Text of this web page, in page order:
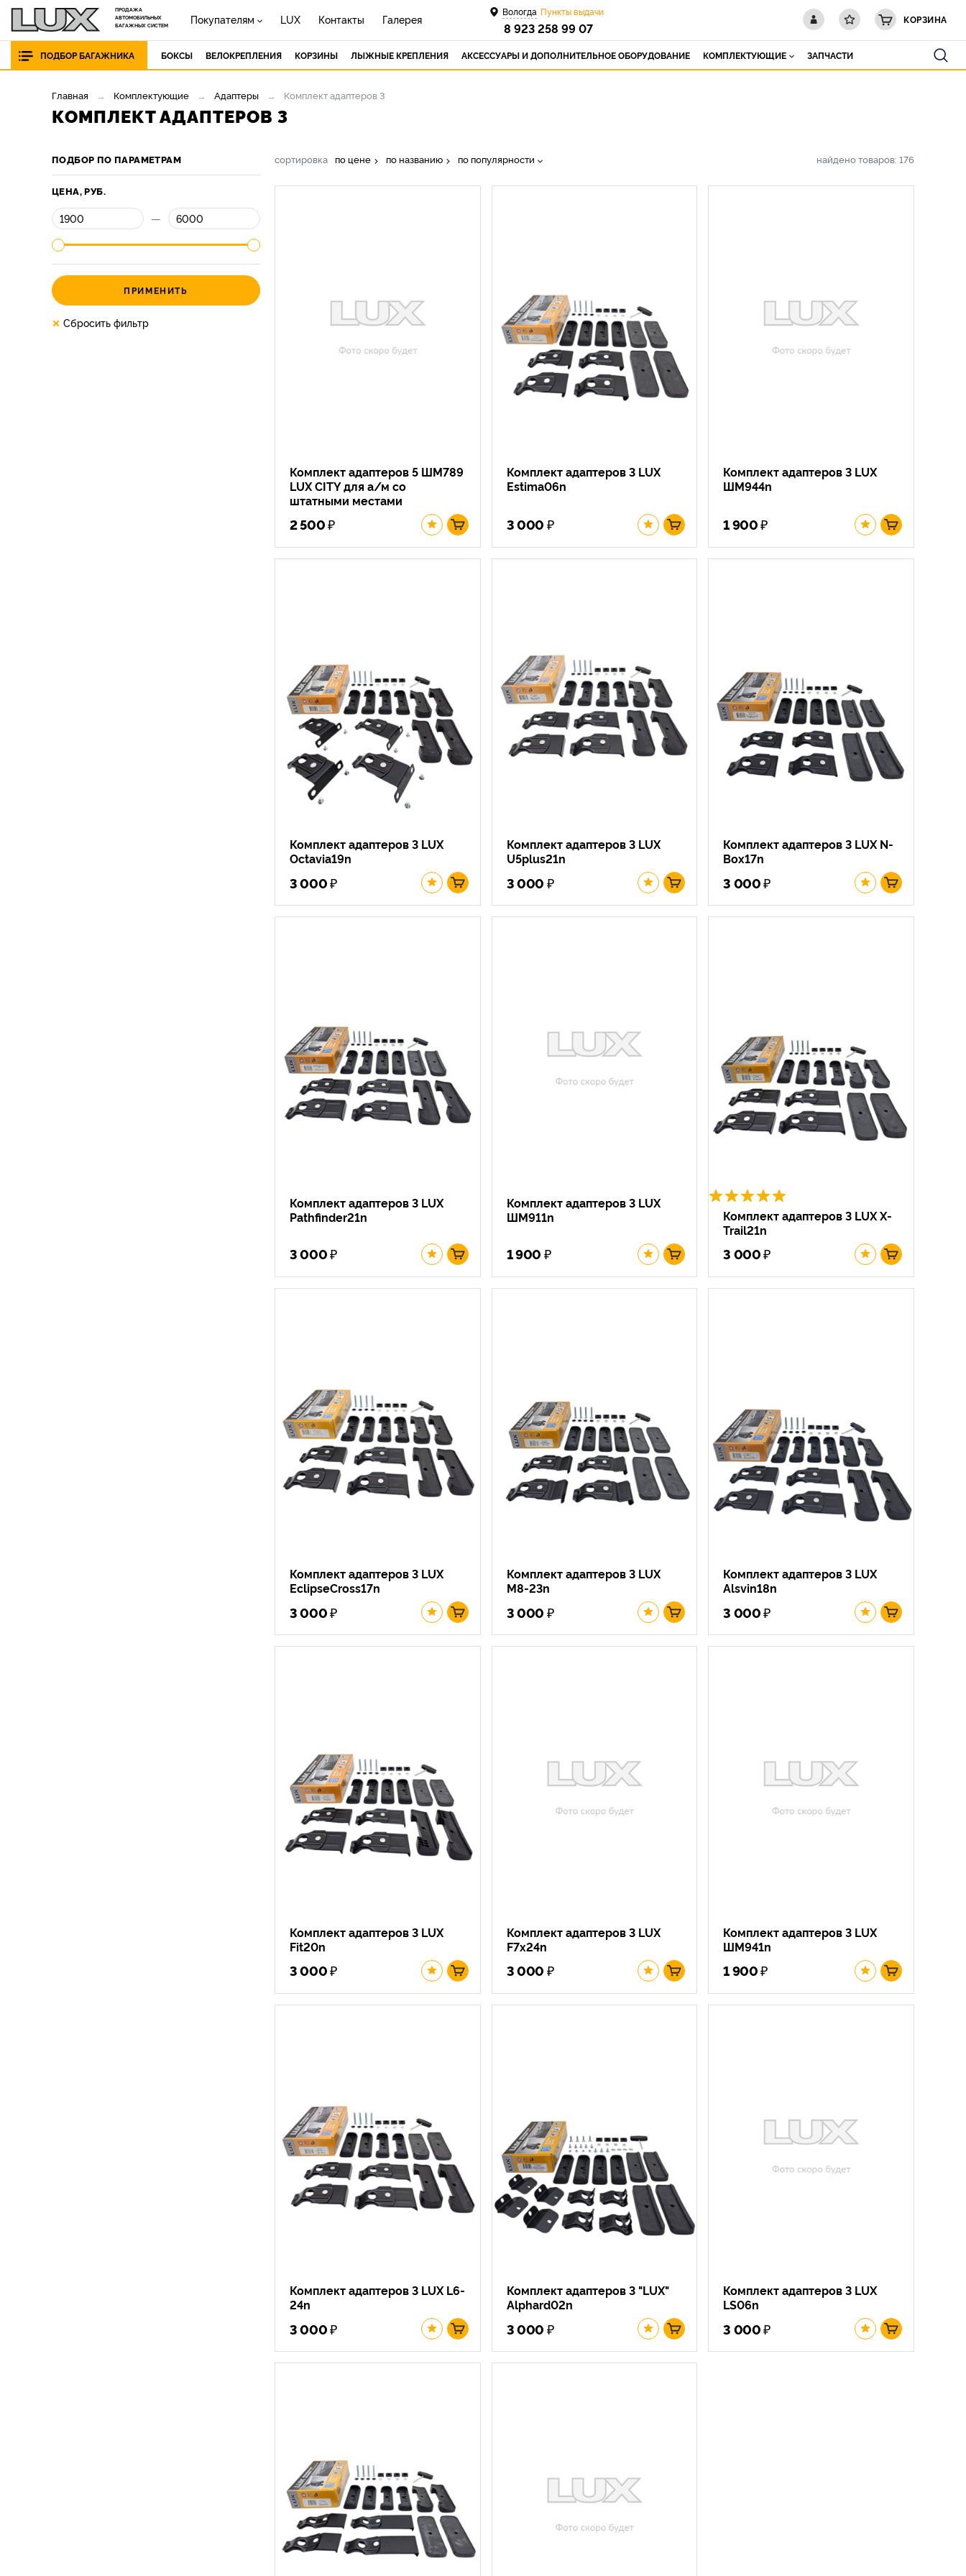
ПРОДАЖА
АВТОМОБИЛЬНЫХ
БАГАЖНЫХ СИСТЕМ
КОРЗИНА
Вологда Пункты выдачи
8 923 258 99 07
Покупателям LUX Контакты Галерея
ПОДБОР БАГАЖНИКА БОКСЫ ВЕЛОКРЕПЛЕНИЯ КОРЗИНЫ ЛЫЖНЫЕ КРЕПЛЕНИЯ АКСЕССУАРЫ И ДОПОЛНИТЕЛЬНОЕ ОБОРУДОВАНИЕ КОМПЛЕКТУЮЩИЕ ЗАПЧАСТИ
Главная Комплектующие Адаптеры Комплект адаптеров 3
КОМПЛЕКТ АДАПТЕРОВ 3
ПОДБОР ПО ПАРАМЕТРАМ
ЦЕНА, РУБ.
—
ПРИМЕНИТЬ
× Сбросить фильтр
сортировка по цене по названию по популярности найдено товаров: 176
Комплект адаптеров 5 ШМ789
LUX CITY для а/м со
штатными местами
2 500₽
Комплект адаптеров 3 LUX
Estima06n
3 000 ₽
Комплект адаптеров 3 LUX
ШМ944n
1 900₽
Комплект адаптеров 3 LUX
Octavia19n
3 000₽
Комплект адаптеров 3 LUX
U5plus21n
3 000 ₽
Комплект адаптеров 3 LUX N-
Box17n
3 000₽
Комплект адаптеров 3 LUX
Pathfinder21n
3 000₽
Комплект адаптеров 3 LUX
ШМ911n
1 900 ₽
Комплект адаптеров 3 LUX X-
Trail21n
3 000₽
Комплект адаптеров 3 LUX
EclipseCross17n
3 000₽
Комплект адаптеров 3 LUX
M8-23n
3 000 ₽
Комплект адаптеров 3 LUX
Alsvin18n
3 000₽
Комплект адаптеров 3 LUX
Fit20n
3 000₽
Комплект адаптеров 3 LUX
F7x24n
3 000 ₽
Комплект адаптеров 3 LUX
ШМ941n
1 900₽
Комплект адаптеров 3 LUX L6-
24n
3 000₽
Комплект адаптеров 3 "LUX"
Alphard02n
3 000 ₽
Комплект адаптеров 3 LUX
LS06n
3 000₽